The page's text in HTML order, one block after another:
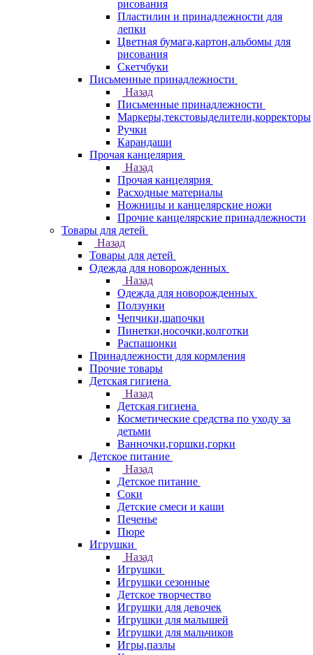
рисования
Пластилин и принадлежности для
лепки
Цветная бумага,картон,альбомы для
рисования
Скетчбуки
Письменные принадлежности
Назад
Письменные принадлежности
Маркеры,текстовыделители,корректоры
Ручки
Карандаши
Прочая канцелярия
Назад
Прочая канцелярия
Расходные материалы
Ножницы и канцелярские ножи
Прочие канцелярские принадлежности
Товары для детей
Назад
Товары для детей
Одежда для новорожденных
Назад
Одежда для новорожденных
Ползунки
Чепчики,шапочки
Пинетки,носочки,колготки
Распашонки
Принадлежности для кормления
Прочие товары
Детская гигиена
Назад
Детская гигиена
Косметические средства по уходу за
детьми
Ванночки,горшки,горки
Детское питание
Назад
Детское питание
Соки
Детские смеси и каши
Печенье
Пюре
Игрушки
Назад
Игрушки
Игрушки сезонные
Детское творчество
Игрушки для девочек
Игрушки для малышей
Игрушки для мальчиков
Игры,пазлы